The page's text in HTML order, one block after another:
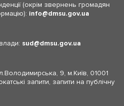
(окрім звернень громадян
info dmsu.gov.ua
sud dmsu.gov.ua
9, м.Київ, 01001
запити, запити на публічну